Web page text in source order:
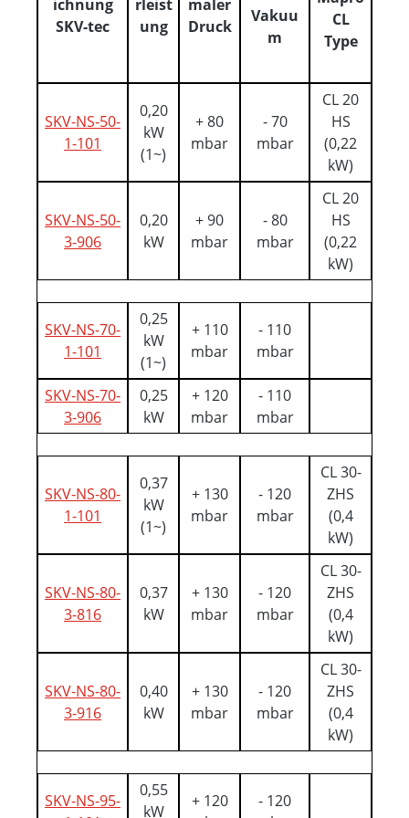
ichnung
SKV-tec
rleist
ung
maler
Druck
Vakuu
m
CL
Type
SKV-NS-50-
1-101
0,20
kW
(1~)
+ 80
mbar
- 70
mbar
CL 20
HS
(0,22
kW)
SKV-NS-50-
3-906
0,20
kW
+ 90
mbar
- 80
mbar
CL 20
HS
(0,22
kW)
SKV-NS-70-
1-101
0,25
kW
(1~)
+ 110
mbar
- 110
mbar
SKV-NS-70-
3-906
0,25
kW
+ 120
mbar
- 110
mbar
SKV-NS-80-
1-101
0,37
kW
(1~)
+ 130
mbar
- 120
mbar
CL 30-
ZHS
(0,4
kW)
SKV-NS-80-
3-816
0,37
kW
+ 130
mbar
- 120
mbar
CL 30-
ZHS
(0,4
kW)
SKV-NS-80-
3-916
0,40
kW
+ 130
mbar
- 120
mbar
CL 30-
ZHS
(0,4
kW)
SKV-NS-95-
0,55
kW
+ 120
- 120